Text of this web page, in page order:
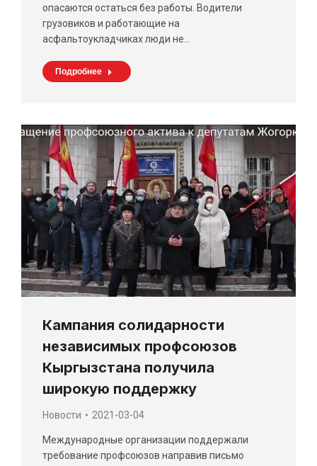
опасаются остаться без работы. Водители
грузовиков и работающие на
асфальтоукладчиках люди не…
Подробнее
Кампания солидарности
независимых профсоюзов
Кыргызстана получила
широкую поддержку
Новости 2021-03-04
Международные организации поддержали
требование профсоюзов направив письмо